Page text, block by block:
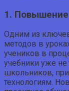
1. Повышение
Одним из
методов в
учеников в
учебники уже
школьников,
технологиям.